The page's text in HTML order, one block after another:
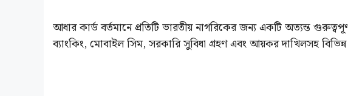
আধার কার্ড বর্তমানে প্রতিটি ভারতীয় নাগরিকের জন্য একটি অত্যন্ত
ব্যাংকিং, মোবাইল সিম, সরকারি সুবিধা গ্রহণ এবং আয়কর দাখিলসহ